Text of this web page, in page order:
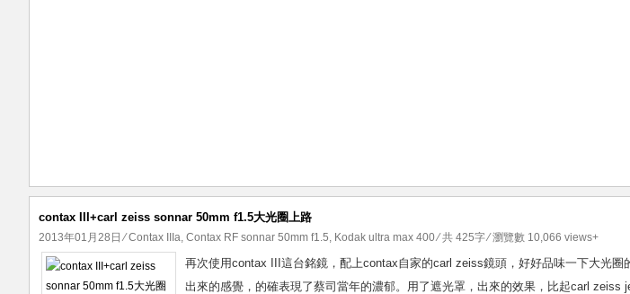
contax III+carl zeiss sonnar 50mm f1.5大光圈上路
2013年01月28日 ⁄Contax IIIa, Contax RF sonnar 50mm f1.5, Kodak ultra max 400⁄ 共 425字 ⁄ 瀏覽數 10,066 views+
再次使用contax III這台銘鏡，配上contax自家的carl zeiss鏡頭，好好品味一下大光圈
出來的感覺，的確表現了蔡司當年的濃郁。用了遮光罩，出來的效果，比起carl zeiss